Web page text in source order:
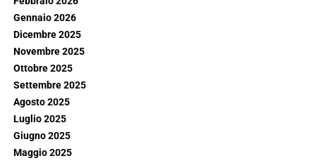
Gennaio 2026
Dicembre 2025
Novembre 2025
Ottobre 2025
Settembre 2025
Agosto 2025
Luglio 2025
Giugno 2025
Maggio 2025